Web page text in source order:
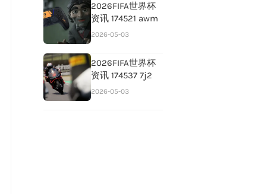
2026FIFA世界杯
资讯 174521 awm
2026-05-03
2026FIFA世界杯
资讯 174537 7j2
2026-05-03